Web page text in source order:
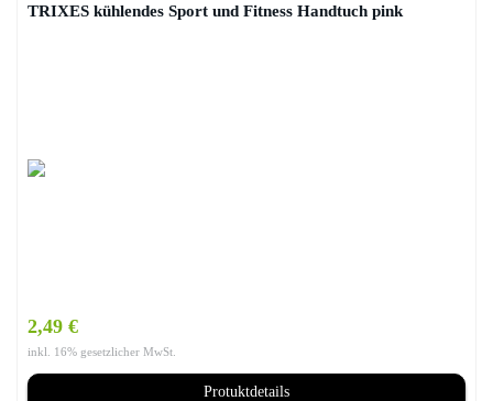
TRIXES kühlendes Sport und Fitness Handtuch pink
2,49 €
inkl. 16% gesetzlicher MwSt.
Protuktdetails